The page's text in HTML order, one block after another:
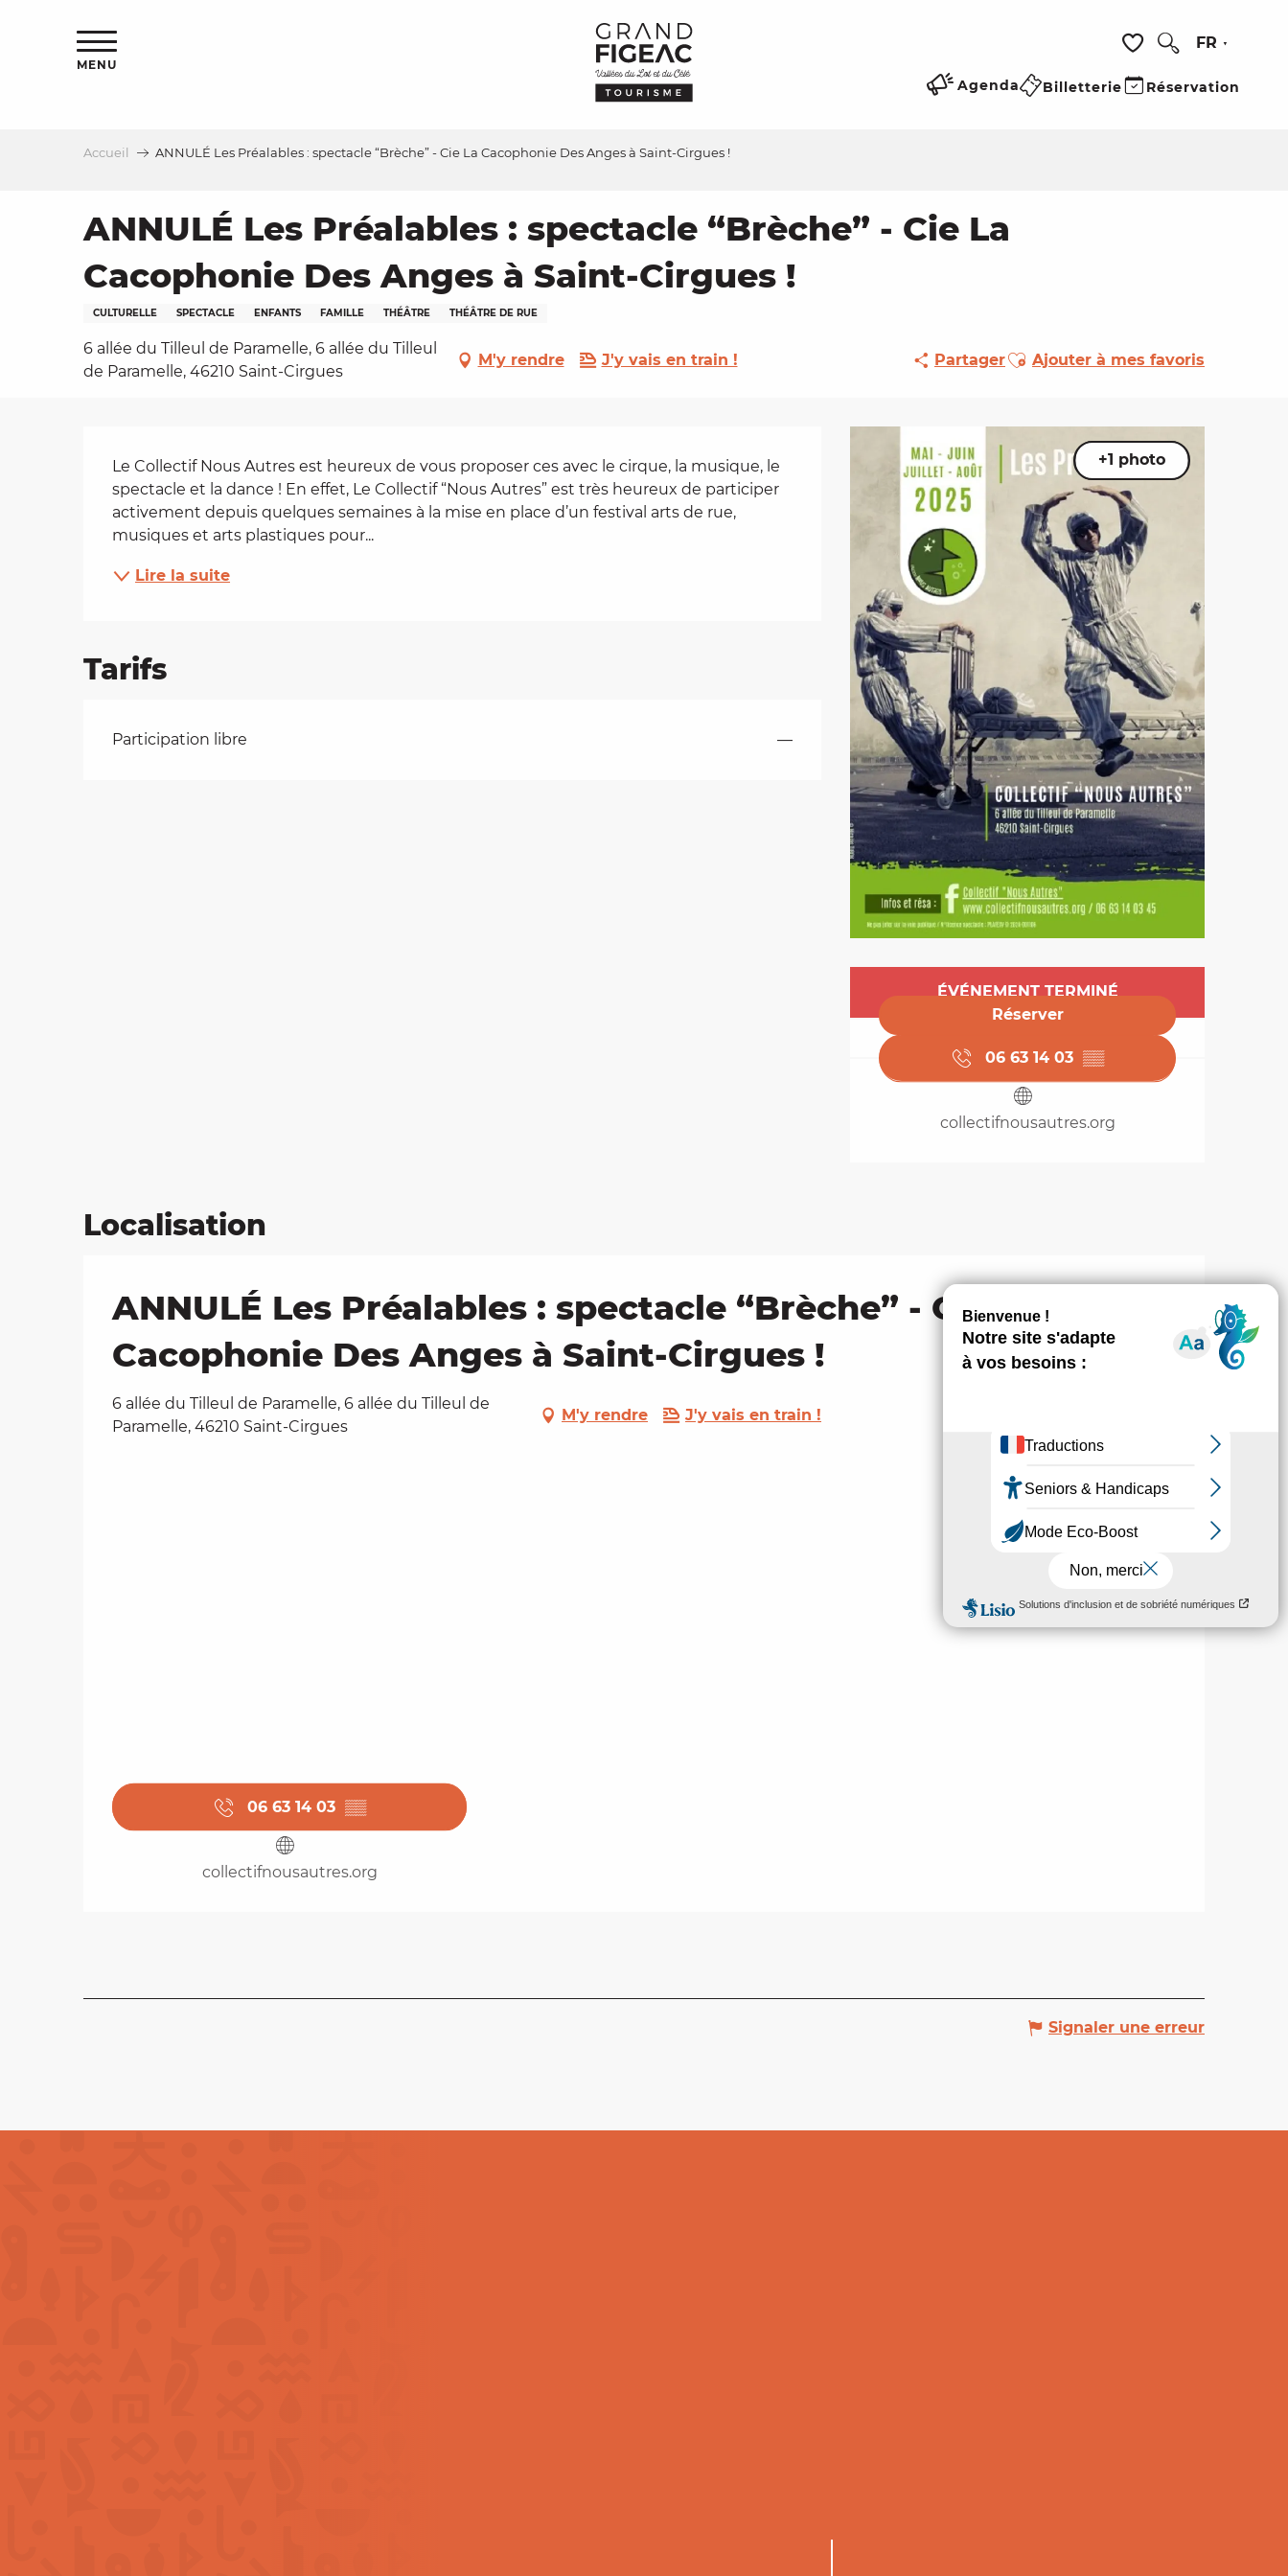
Voir les favoris
FR
MENU
Agenda Billetterie Réservation
Accueil ANNULÉ Les Préalables : spectacle “Brèche” - Cie La Cacophonie Des Anges à Saint-Cirgues !
ANNULÉ Les Préalables : spectacle “Brèche” - Cie La
Cacophonie Des Anges à Saint-Cirgues !
CULTURELLE SPECTACLE ENFANTS FAMILLE THÉÂTRE THÉÂTRE DE RUE
6 allée du Tilleul de Paramelle, 6 allée du Tilleul
de Paramelle, 46210 Saint-Cirgues
M'y rendre J'y vais en train ! PartagerAjouter aux favoris
Ajouter à mes favoris
+1 photo
Ouverture et
ÉVÉNEMENT TERMINÉ
Réserver
06 63 14 03 ▒▒
collectifnousautres.org
Description
Le Collectif Nous Autres est heureux de vous proposer ces avec le cirque, la musique, le
spectacle et la dance ! En effet, Le Collectif “Nous Autres” est très heureux de participer
activement depuis quelques semaines à la mise en place d’un festival arts de rue,
musiques et arts plastiques pour...
Lire la suite
Tarifs
Tarifs 2026
Participation libre —
Localisation
ANNULÉ Les Préalables : spectacle “Brèche” - Cie La
Cacophonie Des Anges à Saint-Cirgues !
6 allée du Tilleul de Paramelle, 6 allée du Tilleul de
Paramelle, 46210 Saint-Cirgues
M'y rendre J'y vais en train !
06 63 14 03 ▒▒
collectifnousautres.org
Signaler une erreur